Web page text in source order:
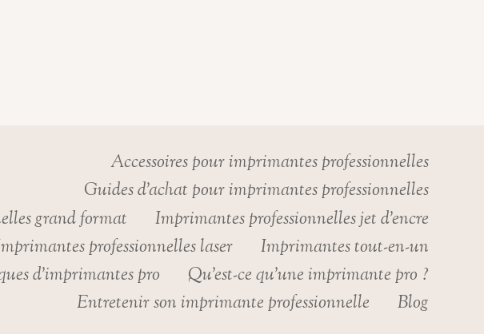
Accessoires pour imprimantes professionnelles
Guides d’achat pour imprimantes professionnelles
grand format
Imprimantes professionnelles jet d’encre
professionnelles laser
Imprimantes tout-en-un
d’imprimantes pro
Qu’est-ce qu’une imprimante pro ?
Entretenir son imprimante professionnelle
Blog